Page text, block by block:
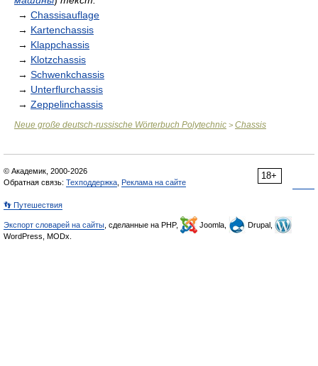
→ Chassisauflage
→ Kartenchassis
→ Klappchassis
→ Klotzchassis
→ Schwenkchassis
→ Unterflurchassis
→ Zeppelinchassis
Neue große deutsch-russische Wörterbuch Polytechnic > Chassis
18+
© Академик, 2000-2026
Обратная связь: Техподдержка Реклама на сайте
👣 Путешествия
Экспорт словарей на сайты , сделанные на PHP, Joomla,
Drupal,
WordPress, MODx.